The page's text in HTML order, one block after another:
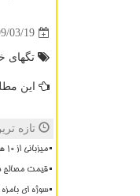
03/19
تگهای
این
تازه
میزبانی از ۱۰ هزار بانو و کودک زائر کارنامه جامع خدمات قرارگاه زینبیه
قیمت مصالح ساختمانی
سوژه ای